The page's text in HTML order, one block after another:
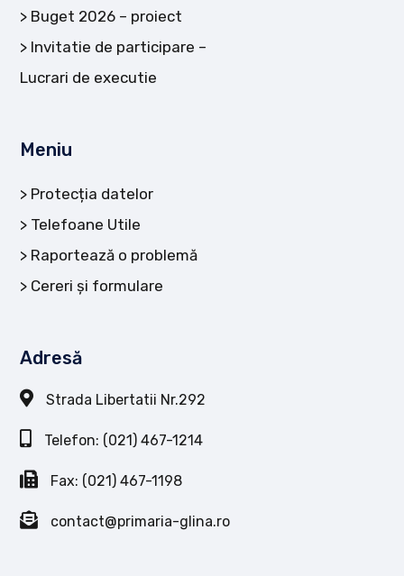
Buget 2026 – proiect
Invitatie de participare –
Lucrari de executie
Meniu
Protecția datelor
Telefoane Utile
Raportează o problemă
Cereri și formulare
Adresă
Strada Libertatii Nr.292
Telefon: (021) 467-1214
Fax: (021) 467-1198
contact@primaria-glina.ro